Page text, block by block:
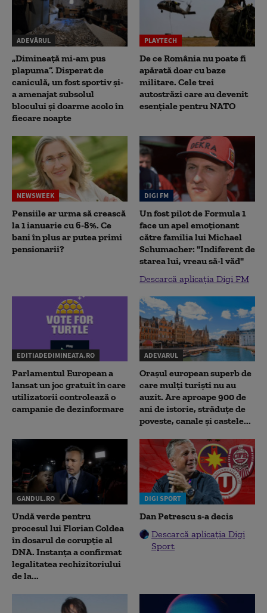
ADEVĂRUL
„Dimineață mi-am pus
plapuma”. Disperat de
caniculă, un fost sportiv și-
a amenajat subsolul
blocului și doarme acolo în
fiecare noapte
PLAYTECH
De ce România nu poate fi
apărată doar cu baze
militare. Cele trei
autostrăzi care au devenit
esențiale pentru NATO
NEWSWEEK
Pensiile ar urma să crească
la 1 ianuarie cu 6-8%. Ce
bani în plus ar putea primi
pensionarii?
DIGI FM
Un fost pilot de Formula 1
face un apel emoționant
către familia lui Michael
Schumacher: "Indiferent de
starea lui, vreau să-l văd"
Descarcă aplicația Digi FM
EDITIADEDIMINEATA.RO
Parlamentul European a
lansat un joc gratuit în care
utilizatorii controlează o
campanie de dezinformare
ADEVARUL
Orașul european superb de
care mulți turiști nu au
auzit. Are aproape 900 de
ani de istorie, străduțe de
poveste, canale și castele...
GANDUL.RO
Undă verde pentru
procesul lui Florian Coldea
în dosarul de corupție al
DNA. Instanța a confirmat
legalitatea rechizitoriului
de la...
DIGI SPORT
Dan Petrescu s-a decis
Descarcă aplicația Digi
Sport